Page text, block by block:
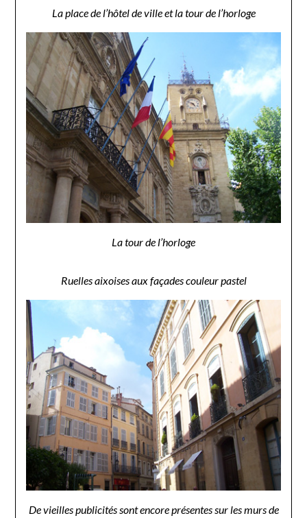
La place de l’hôtel de ville et la tour de l’horloge
La tour de l’horloge
Ruelles aixoises aux façades couleur pastel
De vieilles publicités sont encore présentes sur les murs de